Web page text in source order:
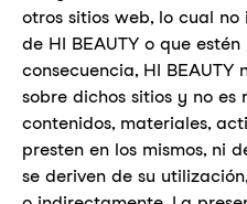
otros sitios web, lo cual
de HI BEAUTY o que
consecuencia, HI
sobre dichos sitios y no es
contenidos, materiales,
presten en los mismos, ni
se deriven de su